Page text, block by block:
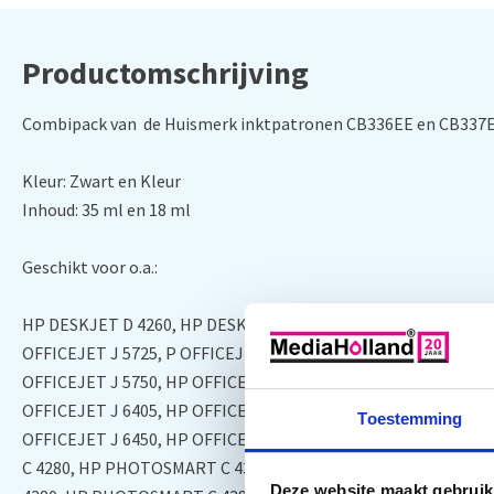
Toestemming
Productomschrijving
Combipack van de Huismerk inktpatronen CB336EE en
Kleur: Zwart en Kleur
Inhoud: 35 ml en 18 ml
Geschikt voor o.a.:
HP DESKJET D 4260, HP DESKJET D 4263, HP DESKJET D
OFFICEJET J 5725, P OFFICEJET J 5730, HP OFFICEJET J
OFFICEJET J 5750, HP OFFICEJET J 5780, HP OFFICEJET J
OFFICEJET J 6405, HP OFFICEJET J 6410, HP OFFICEJET J
OFFICEJET J 6450, HP OFFICEJET J 6480, HP PHOTOSMART
C 4280, HP PHOTOSMART C 4300 SERIES, HP PHOTOSMART